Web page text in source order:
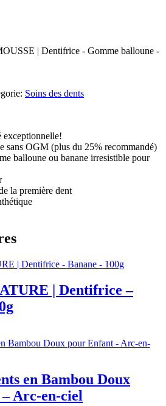
| Dentifrice - Gomme balloune -
Soins des dents
exceptionnelle!
OGM (plus du 25% recommandé)
balloune ou banane irresistible pour
la première dent
| Dentifrice –
en Bambou Doux
Arc-en-ciel